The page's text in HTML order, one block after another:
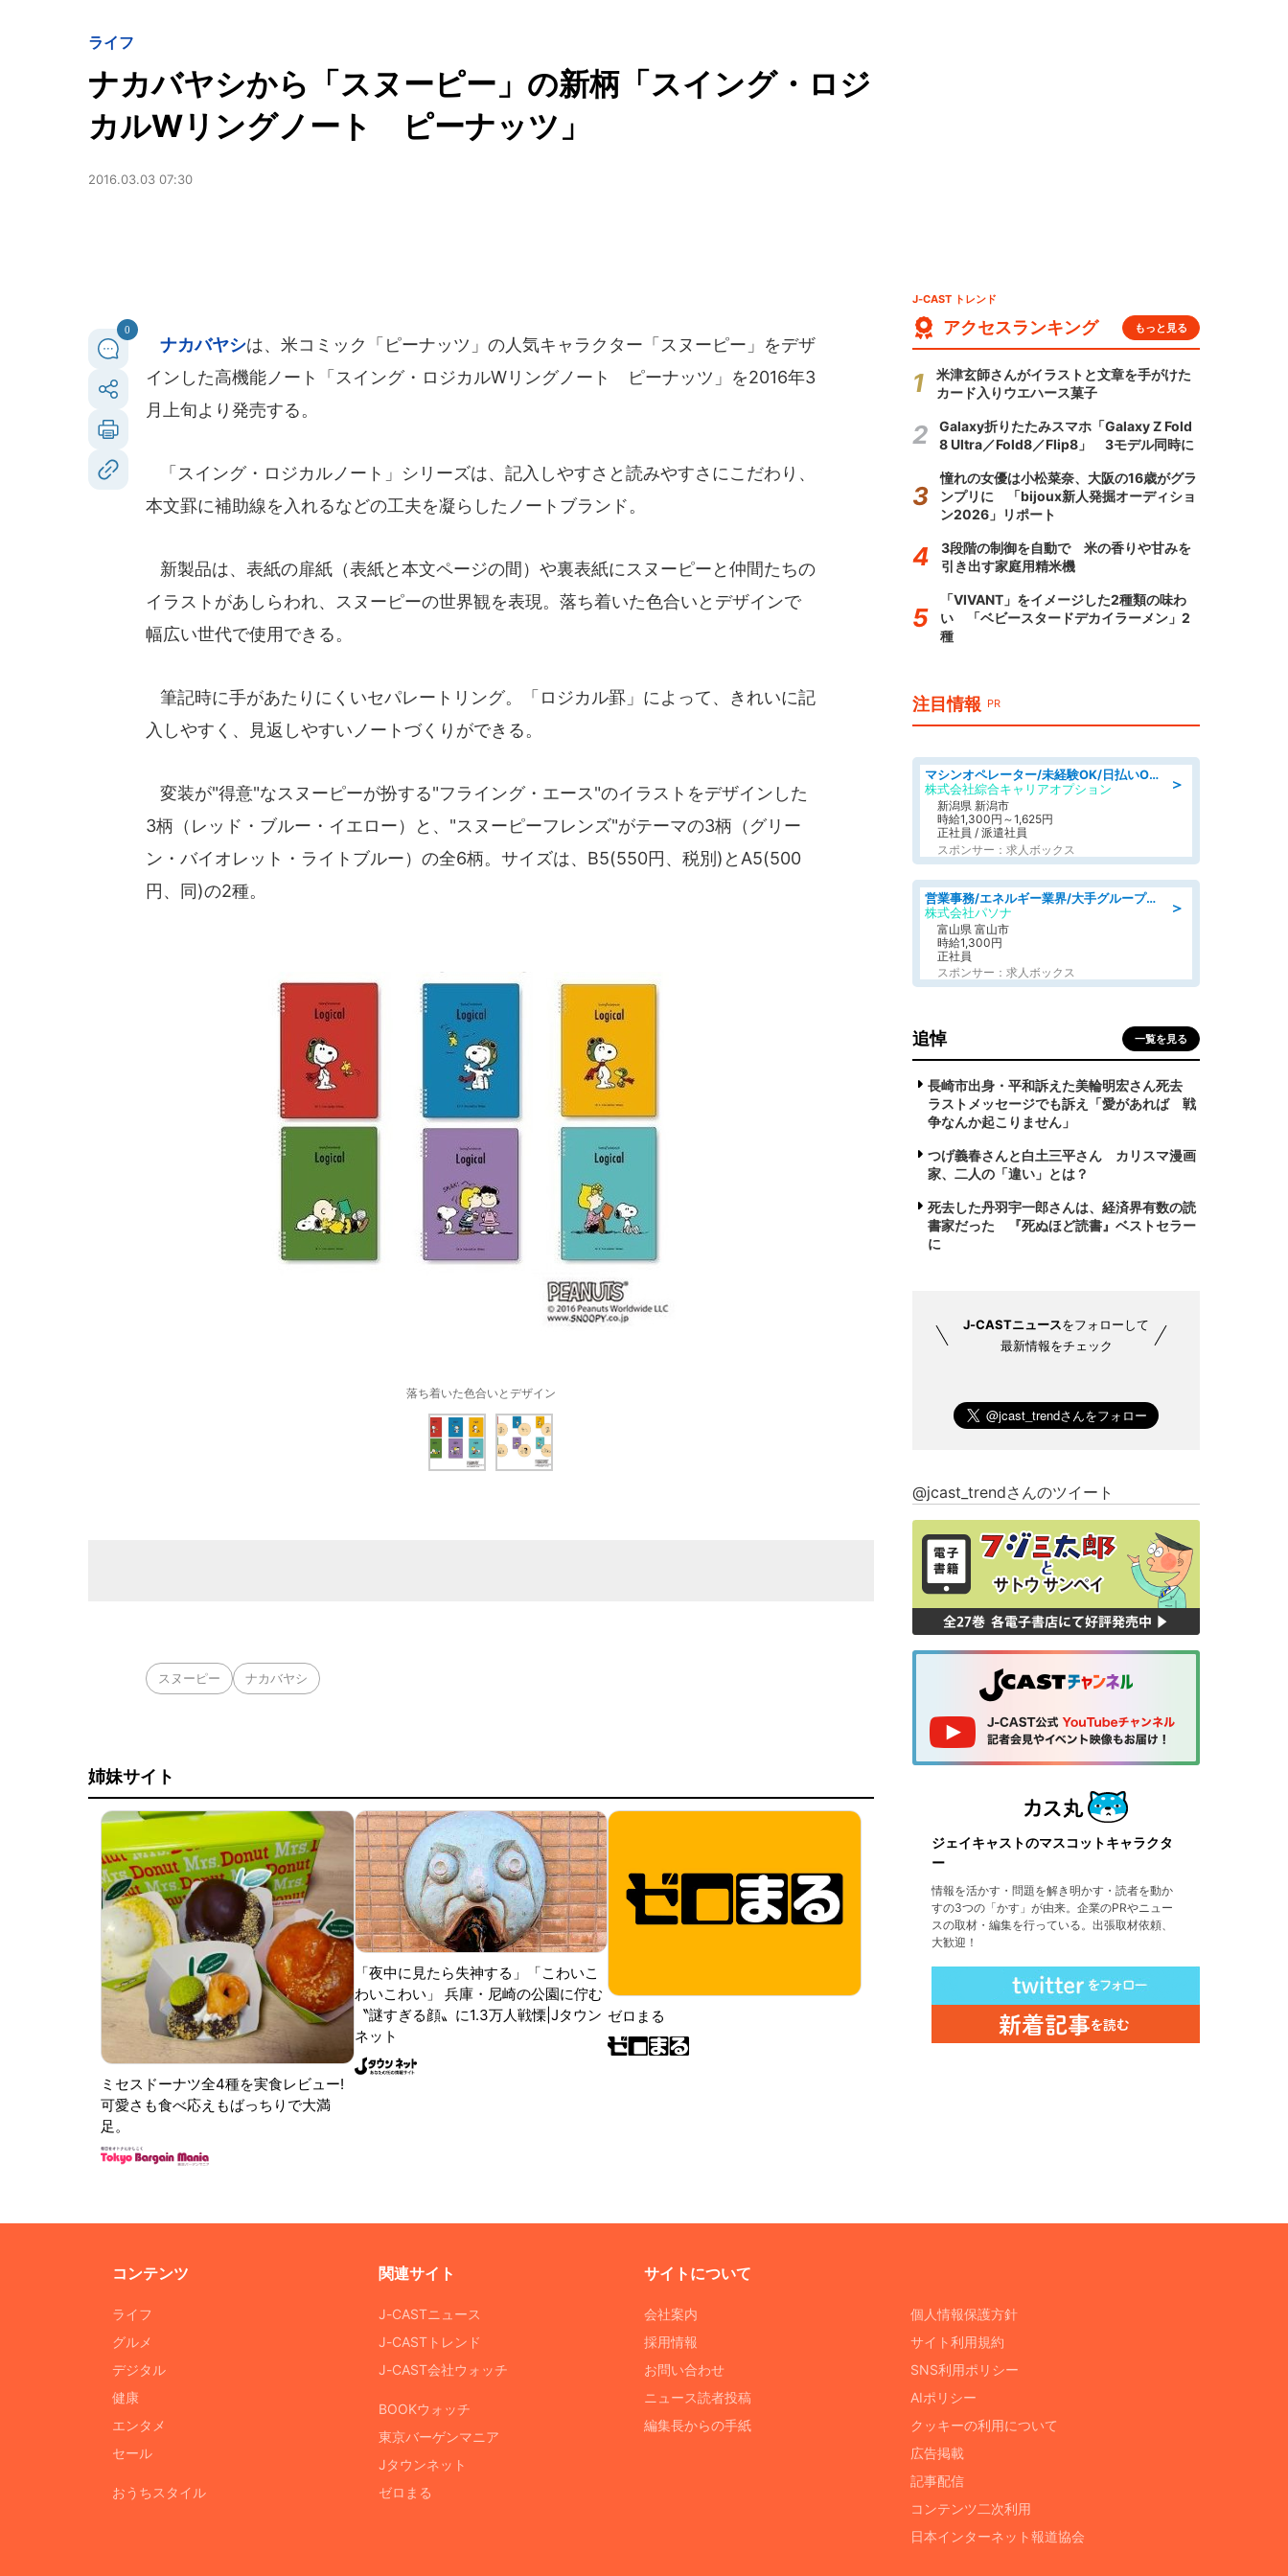
ライフ
ナカバヤシから「スヌーピー」の新柄「スイング・ロジ
カルWリングノート ピーナッツ」
2016.03.03 07:30
0
ナカバヤシは、米コミック「ピーナッツ」の人気キャラクター「スヌーピー」をデザ
インした高機能ノート「スイング・ロジカルWリングノート ピーナッツ」を2016年3
月上旬より発売する。
「スイング・ロジカルノート」シリーズは、記入しやすさと読みやすさにこだわり、
本文罫に補助線を入れるなどの工夫を凝らしたノートブランド。
新製品は、表紙の扉紙（表紙と本文ページの間）や裏表紙にスヌーピーと仲間たちの
イラストがあしらわれ、スヌーピーの世界観を表現。落ち着いた色合いとデザインで
幅広い世代で使用できる。
筆記時に手があたりにくいセパレートリング。「ロジカル罫」によって、きれいに記
入しやすく、見返しやすいノートづくりができる。
変装が"得意"なスヌーピーが扮する"フライング・エース"のイラストをデザインした
3柄（レッド・ブルー・イエロー）と、"スヌーピーフレンズ"がテーマの3柄（グリー
ン・バイオレット・ライトブルー）の全6柄。サイズは、B5(550円、税別)とA5(500
円、同)の2種。
落ち着いた色合いとデザイン
スヌーピー ナカバヤシ
姉妹サイト
ミセスドーナツ全4種を実食レビュー!
可愛さも食べ応えもばっちりで大満
足。
「夜中に見たら失神する」「こわいこ
わいこわい」 兵庫・尼崎の公園に佇む
〝謎すぎる顔〟に1.3万人戦慄|Jタウン
ネット
ゼロまる
J-CAST トレンド
アクセスランキング もっと見る
米津玄師さんがイラストと文章を手がけた
カード入りウエハース菓子
Galaxy折りたたみスマホ「Galaxy Z Fold
8 Ultra／Fold8／Flip8」 3モデル同時に
憧れの女優は小松菜奈、大阪の16歳がグラ
ンプリに 「bijoux新人発掘オーディショ
ン2026」リポート
3段階の制御を自動で 米の香りや甘みを
引き出す家庭用精米機
「VIVANT」をイメージした2種類の味わ
い 「ベビースタードデカイラーメン」2
種
注目情報 PR
＞
マシンオペレーター/未経験OK/日払いOK/寮費無料/交替制/20・30・40代活躍中
株式会社綜合キャリアオプション
新潟県 新潟市
時給1,300円～1,625円
正社員 / 派遣社員
スポンサー：求人ボックス
＞
営業事務/エネルギー業界/大手グループでの購買のお仕事/駅近/車通勤可/営業事務
株式会社パソナ
富山県 富山市
時給1,300円
正社員
スポンサー：求人ボックス
追悼 一覧を見る
長崎市出身・平和訴えた美輪明宏さん死去
ラストメッセージでも訴え「愛があれば 戦
争なんか起こりません」
つげ義春さんと白土三平さん カリスマ漫画
家、二人の「違い」とは？
死去した丹羽宇一郎さんは、経済界有数の読
書家だった 『死ぬほど読書』ベストセラー
に
J-CASTニュースをフォローして
最新情報をチェック
@jcast_trendさんのツイート
ジェイキャストのマスコットキャラクタ
ー
情報を活かす・問題を解き明かす・読者を動か
すの3つの「かす」が由来。企業のPRやニュー
スの取材・編集を行っている。出張取材依頼、
大歓迎！
コンテンツ
ライフ
グルメ
デジタル
健康
エンタメ
セール
おうちスタイル
関連サイト
J-CASTニュース
J-CASTトレンド
J-CAST会社ウォッチ
BOOKウォッチ
東京バーゲンマニア
Jタウンネット
ゼロまる
サイトについて
会社案内
採用情報
お問い合わせ
ニュース読者投稿
編集長からの手紙
個人情報保護方針
サイト利用規約
SNS利用ポリシー
AIポリシー
クッキーの利用について
広告掲載
記事配信
コンテンツ二次利用
日本インターネット報道協会